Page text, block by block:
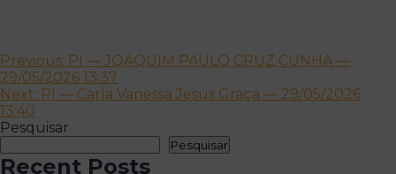
Navegação
de
artigos
Previous: PI — JOAQUIM PAULO CRUZ CUNHA —
29/05/2026 13:37
Next: PI — Carla Vanessa Jesus Graça — 29/05/2026
13:40
Pesquisar
Pesquisar
Recent Posts